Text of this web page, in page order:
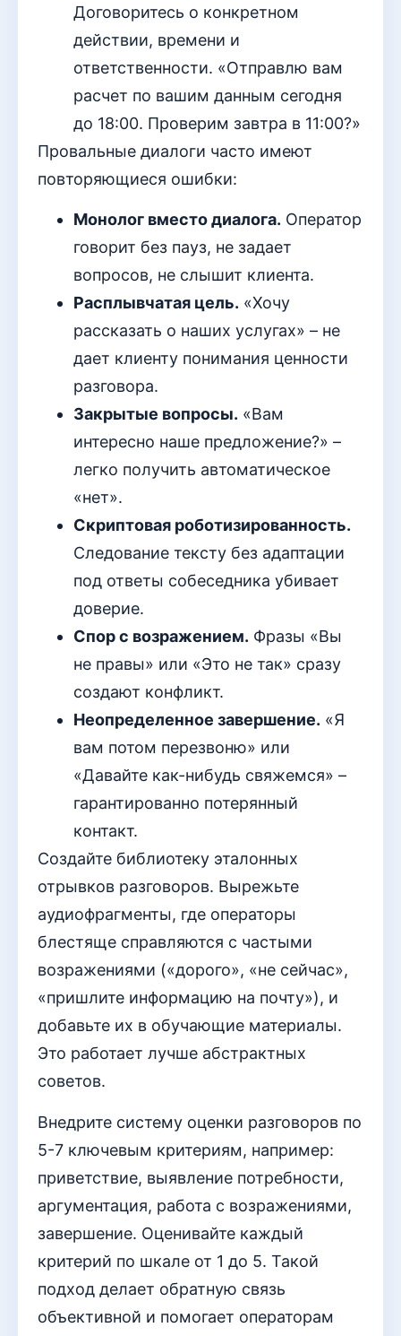
Договоритесь о конкретном
действии, времени и
ответственности. «Отправлю вам
расчет по вашим данным сегодня
до 18:00. Проверим завтра в 11:00?»
Провальные диалоги часто имеют
повторяющиеся ошибки:
Монолог вместо диалога. Оператор
говорит без пауз, не задает
вопросов, не слышит клиента.
Расплывчатая цель. «Хочу
рассказать о наших услугах» – не
дает клиенту понимания ценности
разговора.
Закрытые вопросы. «Вам
интересно наше предложение?» –
легко получить автоматическое
«нет».
Скриптовая роботизированность.
Следование тексту без адаптации
под ответы собеседника убивает
доверие.
Спор с возражением. Фразы «Вы
не правы» или «Это не так» сразу
создают конфликт.
Неопределенное завершение. «Я
вам потом перезвоню» или
«Давайте как-нибудь свяжемся» –
гарантированно потерянный
контакт.
Создайте библиотеку эталонных
отрывков разговоров. Вырежьте
аудиофрагменты, где операторы
блестяще справляются с частыми
возражениями («дорого», «не сейчас»,
«пришлите информацию на почту»), и
добавьте их в обучающие материалы.
Это работает лучше абстрактных
советов.
Внедрите систему оценки разговоров по
5-7 ключевым критериям, например:
приветствие, выявление потребности,
аргументация, работа с возражениями,
завершение. Оценивайте каждый
критерий по шкале от 1 до 5. Такой
подход делает обратную связь
объективной и помогает операторам